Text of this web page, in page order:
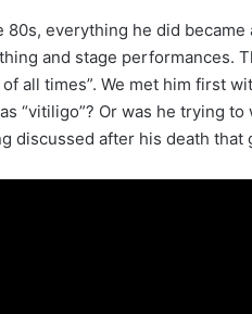
everything he did
and stage
all times”. We met him first
“vitiligo”? Or was he trying
discussed after his death